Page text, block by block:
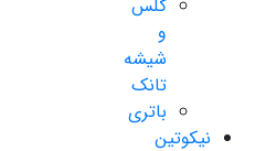
گلس
و
شیشه
تانک
باتری
نیکوتین